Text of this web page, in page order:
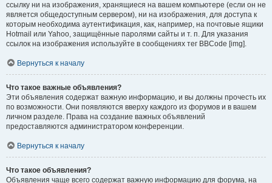
ссылку ни на изображения, хранящиеся на вашем компьютере (если он не
является общедоступным сервером), ни на изображения, для доступа к
которым необходима аутентификация, как, например, на почтовые ящики
Hotmail или Yahoo, защищённые паролями сайты и т. п. Для указания
ссылок на изображения используйте в сообщениях тег BBCode [img].
Вернуться к началу
Что такое важные объявления?
Эти объявления содержат важную информацию, и вы должны прочесть их
по возможности. Они появляются вверху каждого из форумов и в вашем
личном разделе. Права на создание важных объявлений
предоставляются администратором конференции.
Вернуться к началу
Что такое объявления?
Объявления чаще всего содержат важную информацию для форума, на